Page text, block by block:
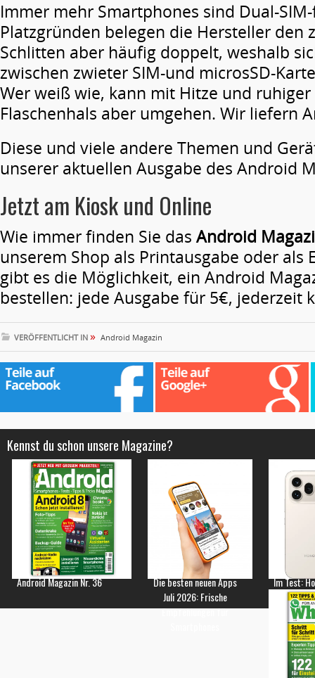
Immer mehr Smartphones sind Dual-
Platzgründen belegen die Hersteller den
Schlitten aber häufig doppelt, weshalb
zwischen zwieter SIM-und microsSD-
Wer weiß wie, kann mit Hitze und
Flaschenhals aber umgehen. Wir liefern
Diese und viele andere Themen und
unserer aktuellen Ausgabe des Android
Jetzt am Kiosk und Online
Wie immer finden Sie das Android
unserem Shop als Printausgabe oder als
gibt es die Möglichkeit, ein Android
bestellen: jede Ausgabe für 5€, jederzeit
VERÖFFENTLICHT IN » Android Magazin
Kennst du schon unsere Magazine?
Android Magazin Nr. 36
Die besten neuen Apps
Juli 2026: Frische
Empfehlungen für
Im Test: